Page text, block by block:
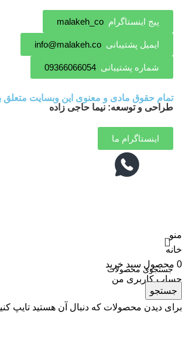
پیج اینستاگرام malakeh_co
ایمیل پشتیبانی info@malakeh.co
شماره پشتیبانی 09366066054
تمام حقوق مادی و معنوی این وبسایت متعلق
طراحی و توسعه: نیما حاجی زاده
اینستاگرام ما
جستجو
برای دیدن محصولات که دنبال آن هستید تایپ
منو
خانه
0 محصول سبد خرید
حساب کاربری من